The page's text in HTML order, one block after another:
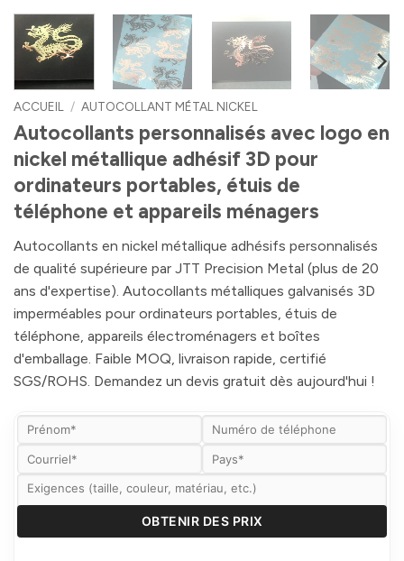
ACCUEIL / AUTOCOLLANT MÉTAL NICKEL
Autocollants personnalisés avec logo en
nickel métallique adhésif 3D pour
ordinateurs portables, étuis de
téléphone et appareils ménagers
Autocollants en nickel métallique adhésifs personnalisés
de qualité supérieure par JTT Precision Metal (plus de 20
ans d'expertise). Autocollants métalliques galvanisés 3D
imperméables pour ordinateurs portables, étuis de
téléphone, appareils électroménagers et boîtes
d'emballage. Faible MOQ, livraison rapide, certifié
SGS/ROHS. Demandez un devis gratuit dès aujourd'hui !